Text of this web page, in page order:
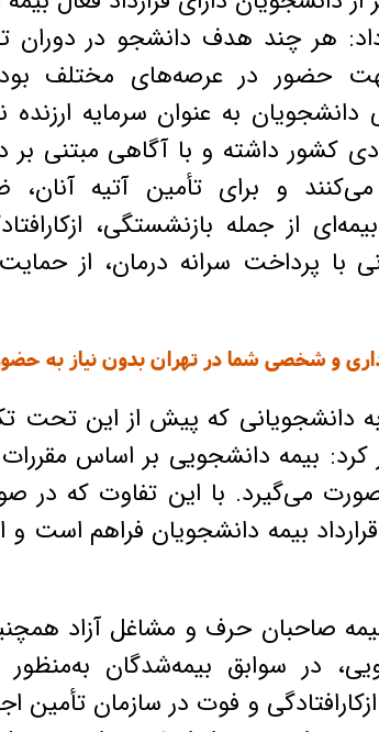
داد: هر چند هدف دانشجو در
حضور در عرصه‌های مختلف‬
دانشجویان به عنوان سرمایه
کشور داشته و با آگاهی مبتنی
می‌کنند و برای تأمین آتیه
از جمله بازنشستگی،
با پرداخت سرانه درمان، از
و شخصی شما در تهران بدون نیاز به
دانشجویانی که پیش از این تحت
کرد: بیمه دانشجویی بر اساس
می‌گیرد. با این تفاوت که در
قرارداد بیمه دانشجویان فراهم است و
صاحبان حرف و مشاغل آزاد
در سوابق بیمه‌شدگان
و فوت در سازمان